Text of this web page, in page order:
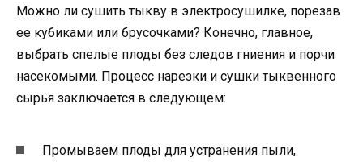
Можно ли сушить тыкву в электросушилке, порезав
ее кубиками или брусочками? Конечно, главное,
выбрать спелые плоды без следов гниения и порчи
насекомыми. Процесс нарезки и сушки тыквенного
сырья заключается в следующем:
Промываем плоды для устранения пыли,